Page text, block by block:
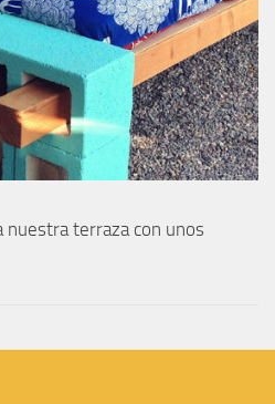
nuestra terraza con unos